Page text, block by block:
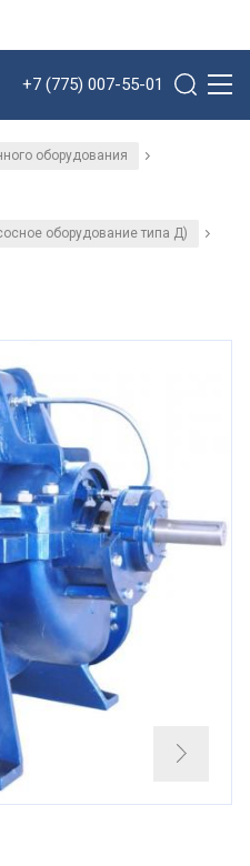
+7 (775) 007-55-01
оборудования /
оборудование типа Д) /